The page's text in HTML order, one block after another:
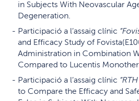
in Subjects With Neovascular
Degeneration.
Participació a l’assaig clínic
and Efficacy Study of
Administration in Combination
Compared to Lucentis
Participació a l’assaig clínic
to Compare the Efficacy and